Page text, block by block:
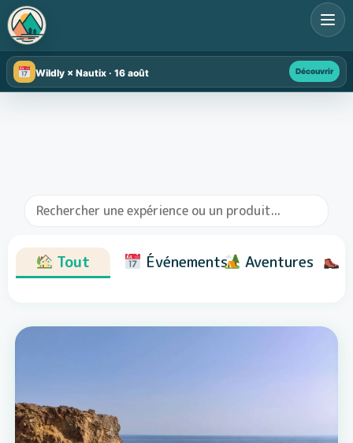
Wildly × Nautix · 16 août Découvrir
Tout Événements Aventures